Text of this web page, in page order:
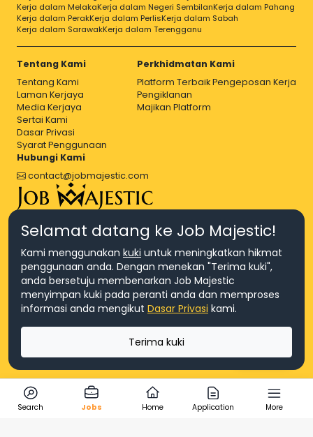
Kerja dalam MelakaKerja dalam Negeri SembilanKerja dalam Pahang
Kerja dalam PerakKerja dalam PerlisKerja dalam Sabah
Kerja dalam SarawakKerja dalam Terengganu
Tentang Kami
Tentang Kami
Laman Kerjaya
Media Kerjaya
Sertai Kami
Dasar Privasi
Syarat Penggunaan
Perkhidmatan Kami
Platform Terbaik Pengeposan Kerja
Pengiklanan
Majikan Platform
Hubungi Kami
contact@jobmajestic.com
© Hakcipta 2026 Agensi Pekerjaan JEV Management Sdn. Bhd.,
registered in Malaysia (Company No: 201701016948 (1231113-U), EA
(Company No: 201701037852 (1252023-X))
Search Jobs Home Application More
Selamat datang ke Job Majestic!
Kami menggunakan kuki untuk meningkatkan hikmat
penggunaan anda. Dengan menekan "Terima kuki",
anda bersetuju membenarkan Job Majestic
menyimpan kuki pada peranti anda dan memproses
informasi anda mengikut Dasar Privasi kami.
Terima kuki